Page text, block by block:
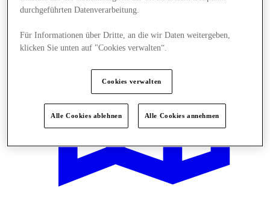
durchgeführten Datenverarbeitung.
Für Informationen über Dritte, an die wir Daten weitergeben,
klicken Sie unten auf "Cookies verwalten“.
Cookies verwalten
Alle Cookies ablehnen Alle Cookies annehmen